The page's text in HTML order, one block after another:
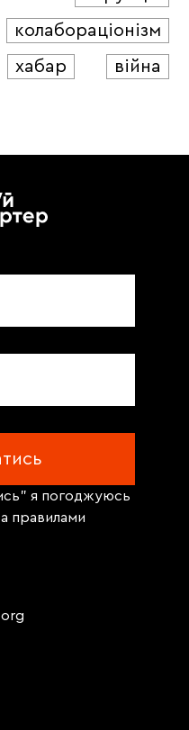
колабораціонізм
хабар війна
я погоджуюсь
правилами